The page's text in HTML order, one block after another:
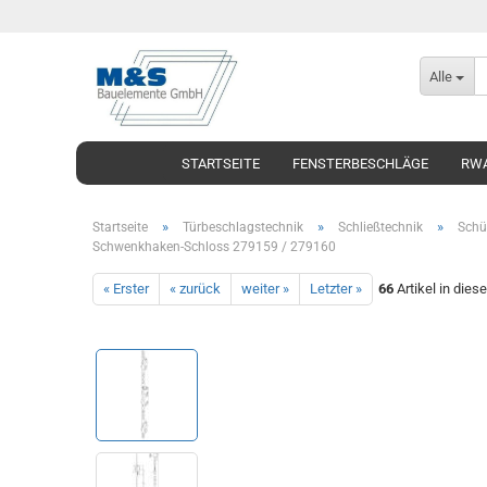
Alle
STARTSEITE FENSTERBESCHLÄGE
Startseite » Türbeschlagstechnik » Schließtechnik »
Schwenkhaken-Schloss 279159 / 279160
« Erster « zurück weiter » Letzter » 66Artikel in